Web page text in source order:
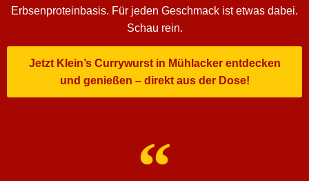
Erbsenproteinbasis. Für jeden Geschmack ist etwas dabei.
Schau rein.
Jetzt Klein’s Currywurst in Mühlacker entdecken
und genießen – direkt aus der Dose!